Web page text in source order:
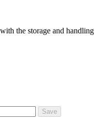
the storage and handling